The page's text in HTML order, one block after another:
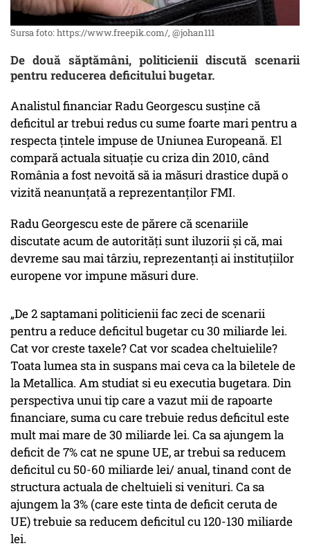
Sursa foto: https://www.freepik.com/, @johan111
De două săptămâni, politicienii discută scenarii
pentru reducerea deficitului bugetar.
Analistul financiar Radu Georgescu susține că
deficitul ar trebui redus cu sume foarte mari pentru a
respecta țintele impuse de Uniunea Europeană. El
compară actuala situație cu criza din 2010, când
România a fost nevoită să ia măsuri drastice după o
vizită neanunțată a reprezentanților FMI.
Radu Georgescu este de părere că scenariile
discutate acum de autorități sunt iluzorii și că, mai
devreme sau mai târziu, reprezentanți ai instituțiilor
europene vor impune măsuri dure.
„De 2 saptamani politicienii fac zeci de scenarii
pentru a reduce deficitul bugetar cu 30 miliarde lei.
Cat vor creste taxele? Cat vor scadea cheltuielile?
Toata lumea sta in suspans mai ceva ca la biletele de
la Metallica. Am studiat si eu executia bugetara. Din
perspectiva unui tip care a vazut mii de rapoarte
financiare, suma cu care trebuie redus deficitul este
mult mai mare de 30 miliarde lei. Ca sa ajungem la
deficit de 7% cat ne spune UE, ar trebui sa reducem
deficitul cu 50-60 miliarde lei/ anual, tinand cont de
structura actuala de cheltuieli si venituri. Ca sa
ajungem la 3% (care este tinta de deficit ceruta de
UE) trebuie sa reducem deficitul cu 120-130 miliarde
lei.